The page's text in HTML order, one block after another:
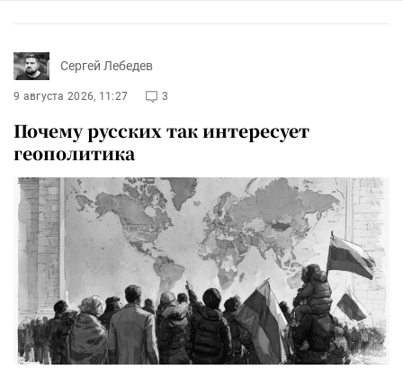
Сергей Лебедев
9 августа 2026, 11:27 3
Почему русских так интересует
геополитика